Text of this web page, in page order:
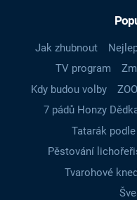
Jak zhubnout
TV program
Kdy budou volby
7 pádů Honzy
Tatarák
Pěstování
Tvarohové